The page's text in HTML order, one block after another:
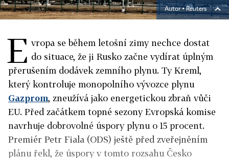
Autor ▪Reuters
E vropa se během letošní zimy nechce dostat
do situace, že ji Rusko začne vydírat úplným
přerušením dodávek zemního plynu. Ty Kreml,
který kontroluje monopolního vývozce plynu
Gazprom, zneužívá jako energetickou zbraň vůči
EU. Před začátkem topné sezony Evropská komise
navrhuje dobrovolné úspory plynu o 15 procent.
Premiér Petr Fiala (ODS) ještě před zveřejněním
plánu řekl, že úspory v tomto rozsahu Česko